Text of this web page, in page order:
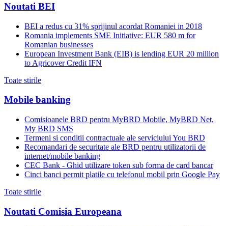
Noutati BEI
BEI a redus cu 31% sprijinul acordat Romaniei in 2018
Romania implements SME Initiative: EUR 580 m for
Romanian businesses
European Investment Bank (EIB) is lending EUR 20 million
to Agricover Credit IFN
Toate stirile
Mobile banking
Comisioanele BRD pentru MyBRD Mobile, MyBRD Net,
My BRD SMS
Termeni si conditii contractuale ale serviciului You BRD
Recomandari de securitate ale BRD pentru utilizatorii de
internet/mobile banking
CEC Bank - Ghid utilizare token sub forma de card bancar
Cinci banci permit platile cu telefonul mobil prin Google Pay
Toate stirile
Noutati Comisia Europeana